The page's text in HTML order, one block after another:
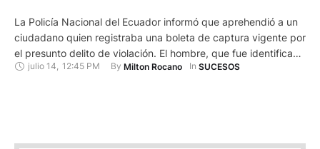
La Policía Nacional del Ecuador informó que aprehendió a un
ciudadano quien registraba una boleta de captura vigente por
el presunto delito de violación. El hombre, que fue identificado
como Juan C., fue capturado en el cantón Santa Isabel el
julio 14, 12:45 PM By Milton Rocano In SUCESOS